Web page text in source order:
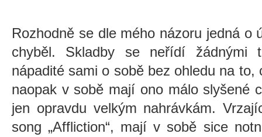
Rozhodně se dle mého názoru jedná o
chyběl. Skladby se neřídí žádnými
nápadité sami o sobě bez ohledu na
naopak v sobě mají ono málo slyšené
jen opravdu velkým nahrávkám.
song „Affliction“, mají v sobě sice